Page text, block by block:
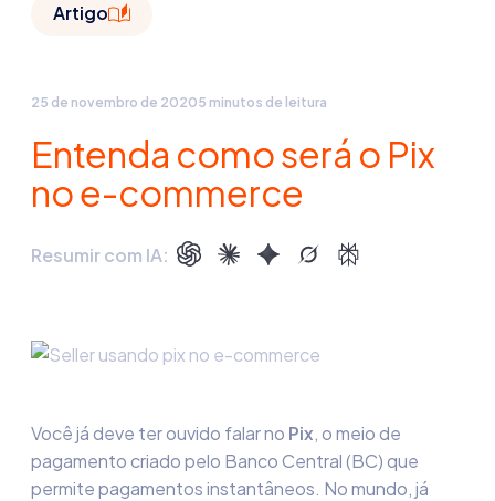
Artigo
25 de novembro de 20205 minutos de leitura
Entenda como será o Pix
no e-commerce
Resumir com IA:
Você já deve ter ouvido falar no Pix, o meio de
pagamento criado pelo Banco Central (BC) que
permite pagamentos instantâneos. No mundo, já